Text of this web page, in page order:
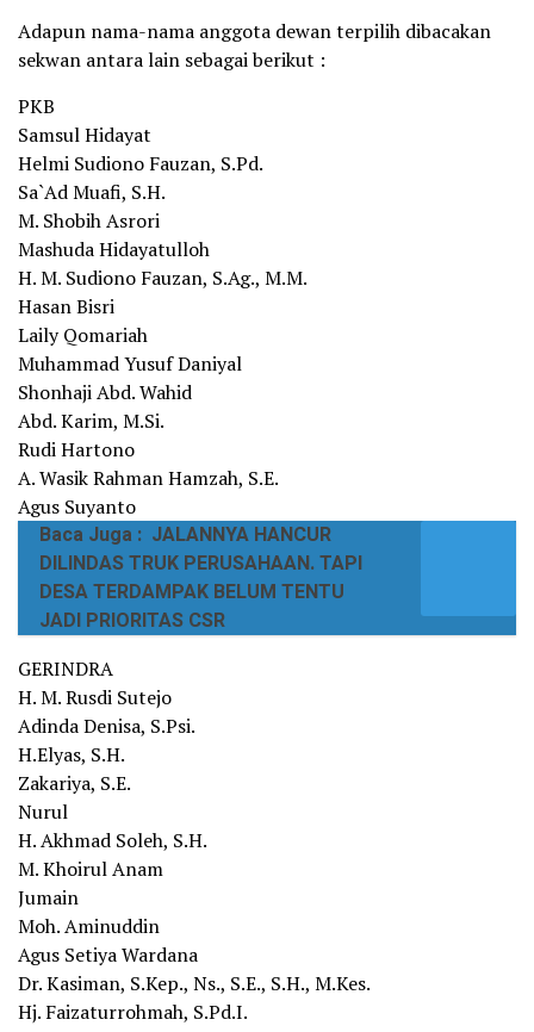
Adapun nama-nama anggota dewan terpilih dibacakan
sekwan antara lain sebagai berikut :
PKB
Samsul Hidayat
Helmi Sudiono Fauzan, S.Pd.
Sa`Ad Muafi, S.H.
M. Shobih Asrori
Mashuda Hidayatulloh
H. M. Sudiono Fauzan, S.Ag., M.M.
Hasan Bisri
Laily Qomariah
Muhammad Yusuf Daniyal
Shonhaji Abd. Wahid
Abd. Karim, M.Si.
Rudi Hartono
A. Wasik Rahman Hamzah, S.E.
Agus Suyanto
Baca Juga : JALANNYA HANCUR
DILINDAS TRUK PERUSAHAAN. TAPI
DESA TERDAMPAK BELUM TENTU
JADI PRIORITAS CSR
GERINDRA
H. M. Rusdi Sutejo
Adinda Denisa, S.Psi.
H.Elyas, S.H.
Zakariya, S.E.
Nurul
H. Akhmad Soleh, S.H.
M. Khoirul Anam
Jumain
Moh. Aminuddin
Agus Setiya Wardana
Dr. Kasiman, S.Kep., Ns., S.E., S.H., M.Kes.
Hj. Faizaturrohmah, S.Pd.I.